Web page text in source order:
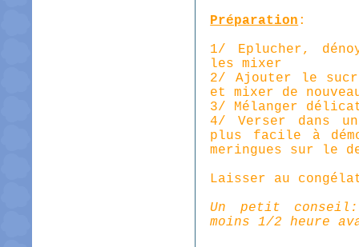
Préparation :
1/ Eplucher,
lesmixer
2/ Ajouter le
et mixer de
3/ Mélanger
4/ Verser dans
plus facile à
meringues sur le
Laisser au
Un petit
moins 1/2 heure